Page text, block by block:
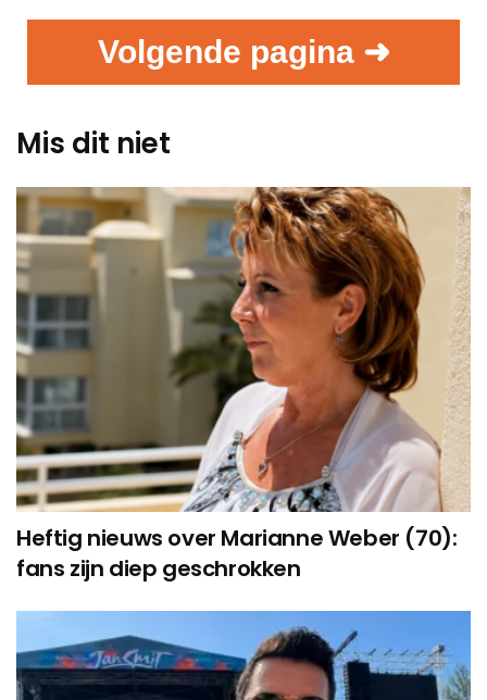
Volgende pagina ➜
Mis dit niet
Heftig nieuws over Marianne Weber (70):
fans zijn diep geschrokken